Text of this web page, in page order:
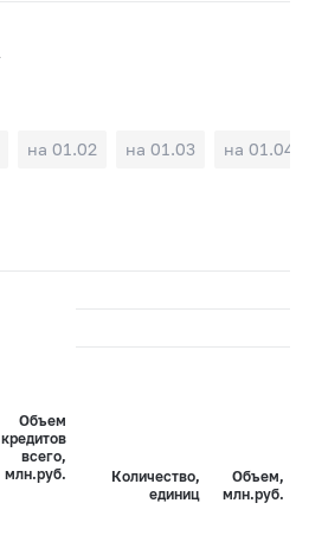
на 01.02 на 01.03 на 01.04
Объем
кредитов
всего,
млн.руб.
Количество,
единиц
Объем,
млн.руб.